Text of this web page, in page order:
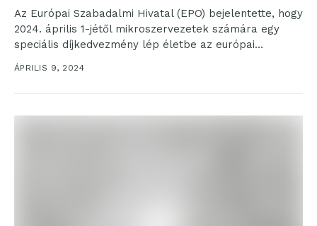
Az Európai Szabadalmi Hivatal (EPO) bejelentette, hogy
2024. április 1-jétől mikroszervezetek számára egy
speciális díjkedvezmény lép életbe az európai
szabadalmi bejelentések terén. Az...
ÁPRILIS 9, 2024